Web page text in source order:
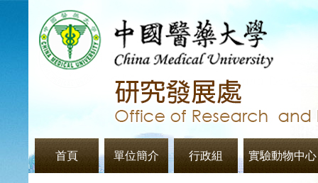
首頁 單位簡介 行政組 實驗動物中心